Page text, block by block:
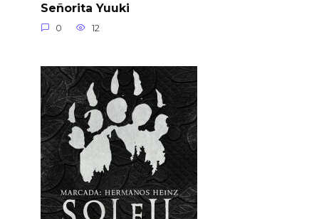
Señorita Yuuki
0 12